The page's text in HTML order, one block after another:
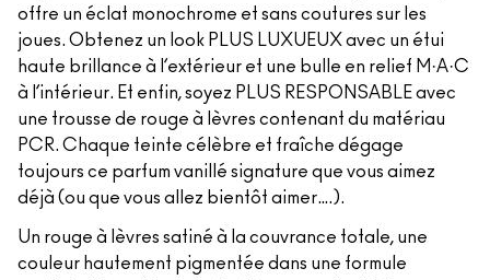
offre un éclat monochrome et sans coutures sur les
joues. Obtenez un look PLUS LUXUEUX avec un étui
haute brillance à l’extérieur et une bulle en relief M·A·C
à l’intérieur. Et enfin, soyez PLUS RESPONSABLE avec
une trousse de rouge à lèvres contenant du matériau
PCR. Chaque teinte célèbre et fraîche dégage
toujours ce parfum vanillé signature que vous aimez
déjà (ou que vous allez bientôt aimer….).
Un rouge à lèvres satiné à la couvrance totale, une
couleur hautement pigmentée dans une formule